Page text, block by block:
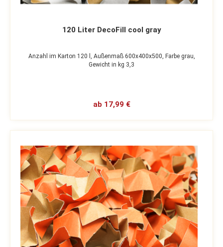
120 Liter DecoFill cool gray
Anzahl im Karton 120 l, Außenmaß 600x400x500, Farbe grau,
Gewicht in kg 3,3
ab 17,99 €